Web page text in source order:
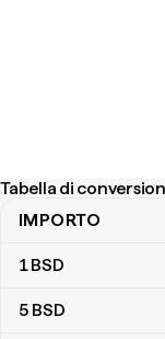
Tabella di
Tabella di
IMPORTO
1BSD
5 BSD